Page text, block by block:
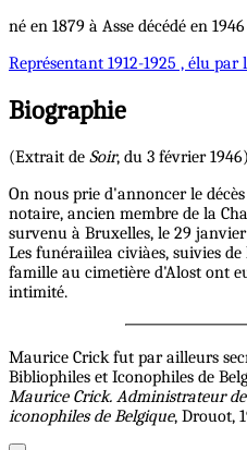
né en 1879 à Asse décédé en
Représentant 1912-1925 , élu
Biographie
(Extrait de Soir, du 3 février 1946)
On nous prie d'annoncer le
notaire, ancien membre de la
survenu à Bruxelles, le 29
Les funéraiìlea civiàes, suivies
famille au cimetière d'Alost ont
intimité.
Maurice Crick fut par ailleurs
Bibliophiles et Iconophiles de
Maurice Crick. Administrateur
iconophiles de Belgique, Drouot,